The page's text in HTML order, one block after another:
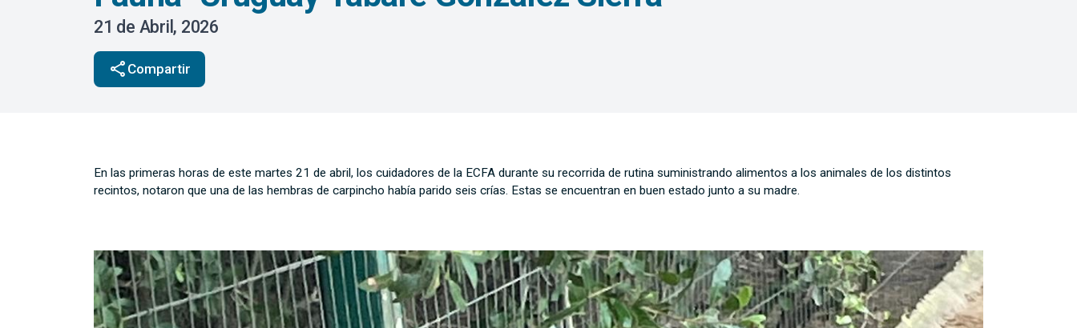
21 de Abril, 2026
share Compartir
En las primeras horas de este martes 21 de abril, los cuidadores de la ECFA durante su recorrida de rutina suministrando alimentos a los animales de los distintos
recintos, notaron que una de las hembras de carpincho había parido seis crías. Estas se encuentran en buen estado junto a su madre.